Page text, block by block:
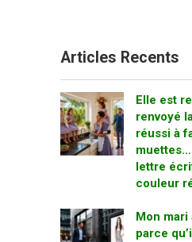
Articles Recents
Elle est
renvoyé
réussi à
muettes…
lettre
couleur
Mon
parce